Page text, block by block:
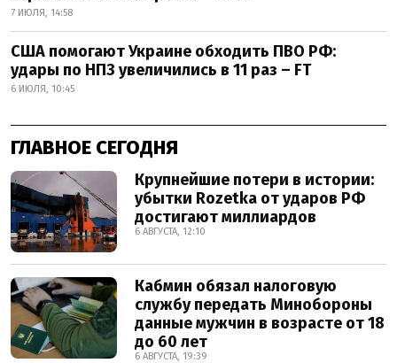
7 ИЮЛЯ, 14:58
США помогают Украине обходить ПВО РФ:
удары по НПЗ увеличились в 11 раз – FT
6 ИЮЛЯ, 10:45
ГЛАВНОЕ СЕГОДНЯ
Крупнейшие потери в истории:
убытки Rozetka от ударов РФ
достигают миллиардов
6 АВГУСТА, 12:10
Кабмин обязал налоговую
службу передать Минобороны
данные мужчин в возрасте от 18
до 60 лет
6 АВГУСТА, 19:39